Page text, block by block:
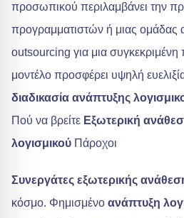
προσωπικού περιλαμβάνει την
προγραμματιστών ή μιας ομάδας
outsourcing για μια συγκεκριμένη
μοντέλο προσφέρει υψηλή
διαδικασία ανάπτυξης
Πού να βρείτε Εξωτερική
λογισμικού Πάροχοι
Συνεργάτες εξωτερικής
κόσμο. Φημισμένο ανάπτυξη